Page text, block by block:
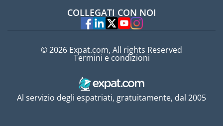
Esperti
COLLEGATI CON NOI
Al servizio degli espatriati, gratuitamente, dal 2005
© 2026 Expat.com, All rights Reserved
Termini e condizioni